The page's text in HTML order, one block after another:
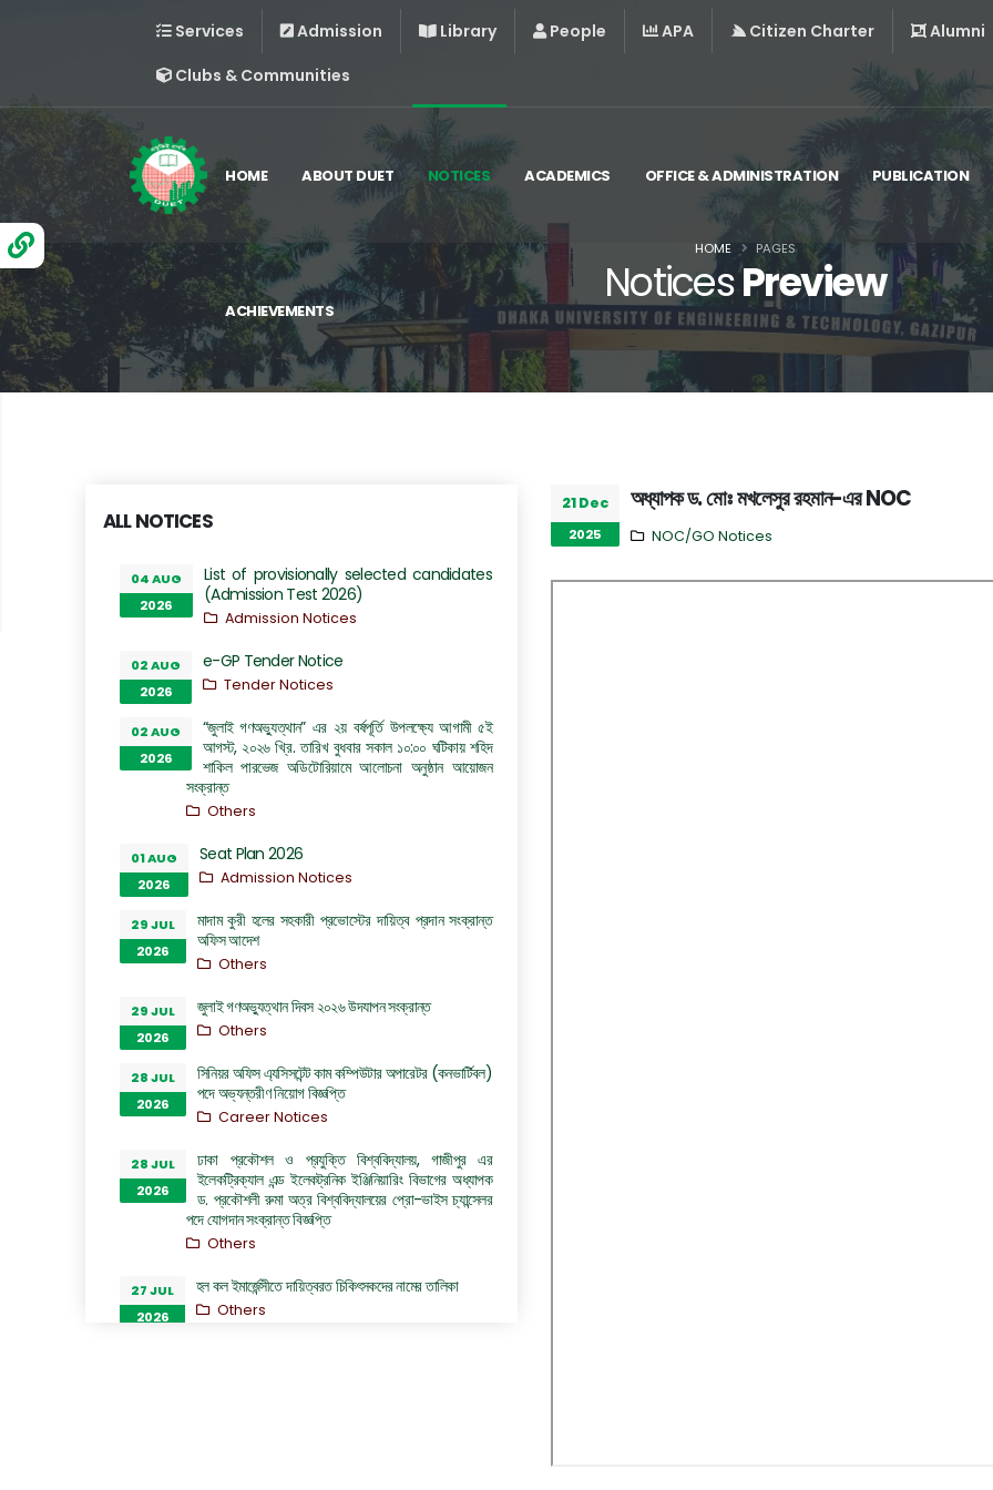
Services Admission Library People APA Citizen Charter
Alumni
Clubs & Communities
HOME ABOUT DUET NOTICES ACADEMICS OFFICE & ADMINISTRATION PUBLICATION
ACHIEVEMENTS
NoticesPreview
HOME PAGES
ALL NOTICES
04 AUG
2026
List of provisionally selected candidates
(Admission Test 2026)
Admission Notices
02 AUG
2026
e-GP Tender Notice
Tender Notices
02 AUG
2026
“জুলাই গণঅভ্যুত্থান” এর ২য় বর্ষপূর্তি উপলক্ষ্যে আগামী ৫ই
আগস্ট, ২০২৬ খ্রি. তারিখ বুধবার সকাল ১০:০০ ঘটিকায় শহিদ
শাকিল পারভেজ অডিটোরিয়ামে আলোচনা অনুষ্ঠান আয়োজন
সংক্রান্ত
Others
01 AUG
2026
Seat Plan 2026
Admission Notices
29 JUL
2026
মাদাম কুরী হলের সহকারী প্রভোস্টের দায়িত্ব প্রদান সংক্রান্ত
অফিস আদেশ
Others
29 JUL
2026
জুলাই গণঅভ্যুত্থান দিবস ২০২৬ উদযাপন সংক্রান্ত
Others
28 JUL
2026
সিনিয়র অফিস এ্যসিসটেন্ট কাম কম্পিউটার অপারেটর (কনভার্টিবল)
পদে অভ্যন্তরীণ নিয়োগ বিজ্ঞপ্তি
Career Notices
28 JUL
2026
ঢাকা প্রকৌশল ও প্রযুক্তি বিশ্ববিদ্যালয়, গাজীপুর এর
ইলেকট্রিক্যাল এন্ড ইলেকট্রনিক ইঞ্জিনিয়ারিং বিভাগের অধ্যাপক
ড. প্রকৌশলী রুমা অত্র বিশ্ববিদ্যালয়ের প্রো-ভাইস চ্যান্সেলর
পদে যোগদান সংক্রান্ত বিজ্ঞপ্তি
Others
27 JUL
2026
হল কল ইমার্জেন্সীতে দায়িত্বরত চিকিৎসকদের নামের তালিকা
Others
21 Dec
2025
অধ্যাপক ড. মোঃ মখলেসুর রহমান-এর NOC
NOC/GO Notices